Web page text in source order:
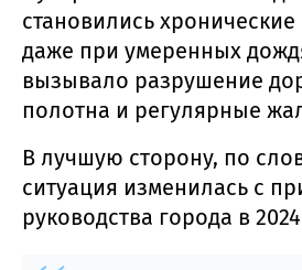
становились
даже при умеренных
вызывало разрушение
полотна и регулярные
В лучшую сторону, по
ситуация изменилась с
руководства города в